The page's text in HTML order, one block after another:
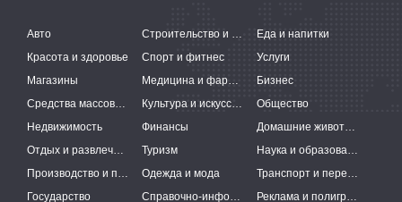
Авто Строительство и ремонт
Еда и напитки
Красота и здоровье
Спорт и фитнес
Услуги
Магазины
Медицина и фармацевтика
Бизнес
Средства массовой информации
Культура и искусство
Общество
Недвижимость
Финансы
Домашние животные
Отдых и развлечения
Туризм
Наука и образование
Производство и поставки
Одежда и мода
Транспорт и перевозки
Государство
Справочно-информационные системы Реклама и полиграфия